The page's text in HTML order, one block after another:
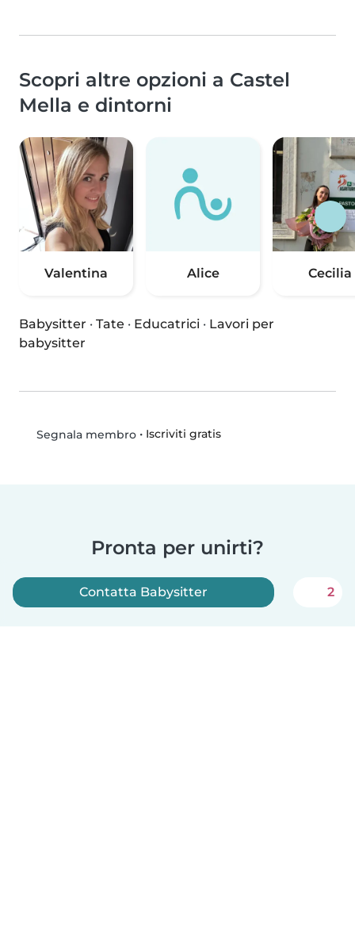
Scopri altre opzioni a Castel
Mella e dintorni
Valentina Alice Cecilia
Babysitter · Tate · Educatrici · Lavori per
babysitter
Segnala membro• Iscriviti gratis
Pronta per unirti?
Contatta Babysitter 2